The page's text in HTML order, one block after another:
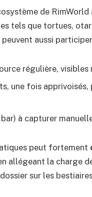
de
tels que tortues,
aussi
régulière,
une fois
à capturer
peut fortement
allégeant la charge
sur les